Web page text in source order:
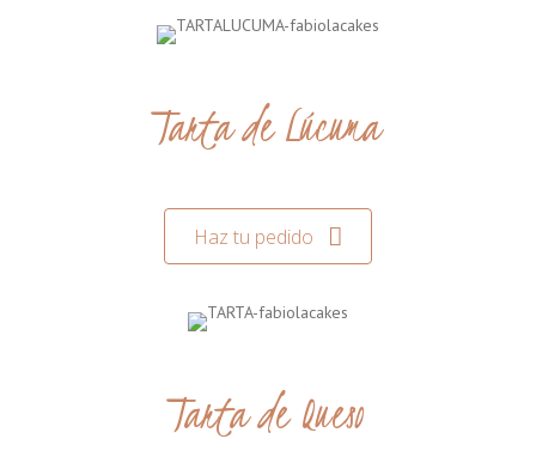
Tarta de Lúcuma
Haz tu pedido
Tarta de Queso